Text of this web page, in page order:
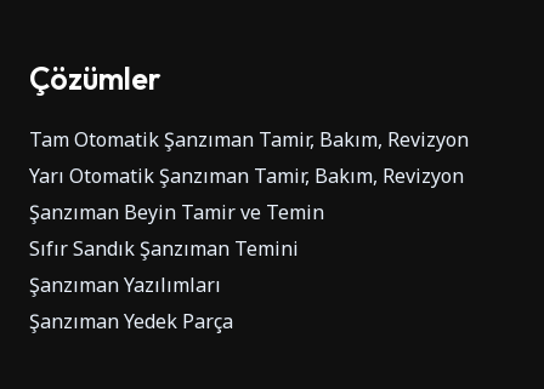
Çözümler
Tam Otomatik Şanzıman Tamir, Bakım, Revizyon
Yarı Otomatik Şanzıman Tamir, Bakım, Revizyon
Şanzıman Beyin Tamir ve Temin
Sıfır Sandık Şanzıman Temini
Şanzıman Yazılımları
Şanzıman Yedek Parça